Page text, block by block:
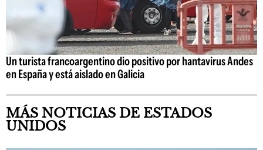
Un turista francoargentino dio positivo por hantavirus Andes
en España y está aislado en Galicia
MÁS NOTICIAS DE ESTADOS
UNIDOS